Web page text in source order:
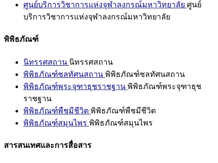
ศูนย์บริการวิชาการแห่งจุฬาลงกรณ์มหาวิทยาลัย ศูนย์
บริการวิชาการแห่งจุฬาลงกรณ์มหาวิทยาลัย
พิพิธภัณฑ์
นิทรรศสถาน นิทรรศสถาน
พิพิธภัณฑ์ชลทัศนสถาน พิพิธภัณฑ์ชลทัศนสถาน
พิพิธภัณฑ์พระจุฑาธุชราชฐาน พิพิธภัณฑ์พระจุฑาธุช
ราชฐาน
พิพิธภัณฑ์พืชมีชีวิต พิพิธภัณฑ์พืชมีชีวิต
พิพิธภัณฑ์สมุนไพร พิพิธภัณฑ์สมุนไพร
สารสนเทศและการสื่อสาร